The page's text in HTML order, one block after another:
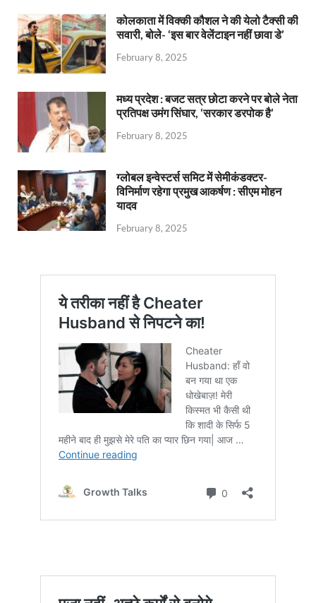
कोलकाता में विक्की कौशल ने की येलो टैक्सी की
सवारी, बोले- ‘इस बार वेलेंटाइन नहीं छावा डे’
February 8, 2025
मध्य प्रदेश : बजट सत्र छोटा करने पर बोले नेता
प्रतिपक्ष उमंग सिंघार, ‘सरकार डरपोक है’
February 8, 2025
ग्लोबल इन्वेस्टर्स समिट में सेमीकंडक्टर-
विनिर्माण रहेगा प्रमुख आकर्षण : सीएम मोहन
यादव
February 8, 2025